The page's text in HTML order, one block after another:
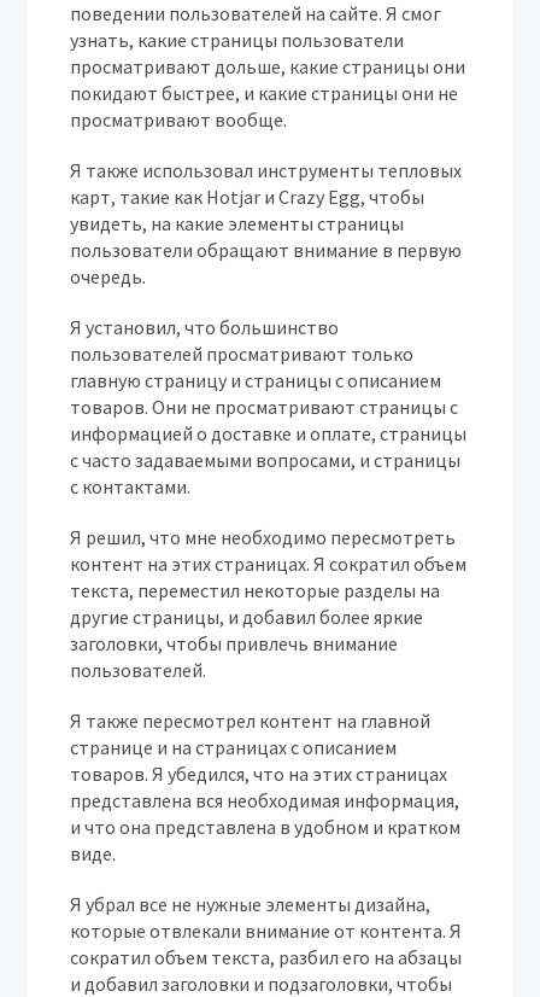
поведении пользователей на сайте. Я смог
узнать, какие страницы пользователи
просматривают дольше, какие страницы они
покидают быстрее, и какие страницы они не
просматривают вообще.
Я также использовал инструменты тепловых
карт, такие как Hotjar и Crazy Egg, чтобы
увидеть, на какие элементы страницы
пользователи обращают внимание в первую
очередь.
Я установил, что большинство
пользователей просматривают только
главную страницу и страницы с описанием
товаров. Они не просматривают страницы с
информацией о доставке и оплате, страницы
с часто задаваемыми вопросами, и страницы
с контактами.
Я решил, что мне необходимо пересмотреть
контент на этих страницах. Я сократил объем
текста, переместил некоторые разделы на
другие страницы, и добавил более яркие
заголовки, чтобы привлечь внимание
пользователей.
Я также пересмотрел контент на главной
странице и на страницах с описанием
товаров. Я убедился, что на этих страницах
представлена вся необходимая информация,
и что она представлена в удобном и кратком
виде.
Я убрал все не нужные элементы дизайна,
которые отвлекали внимание от контента. Я
сократил объем текста, разбил его на абзацы
и добавил заголовки и подзаголовки, чтобы